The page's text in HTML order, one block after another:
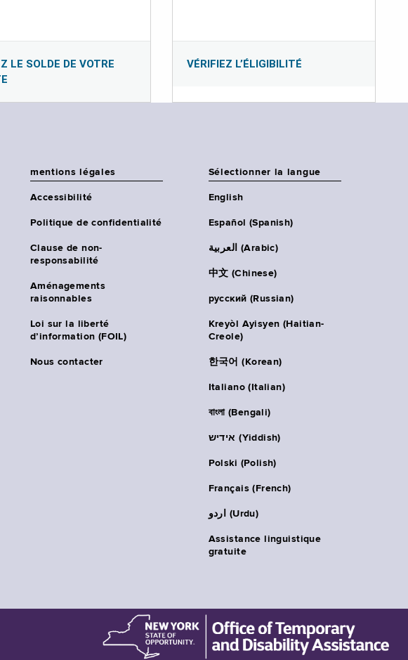
LE SOLDE DE VOTRE
VÉRIFIEZ L’ÉLIGIBILITÉ
mentions légales
Accessibilité
Politique de confidentialité
Clause de non-
responsabilité
Aménagements
raisonnables
Loi sur la liberté
d’information (FOIL)
Nous contacter
Sélectionner la langue
English
Español (Spanish)
العربية (Arabic)
中文 (Chinese)
русский (Russian)
Kreyòl Ayisyen (Haitian-
Creole)
한국어 (Korean)
Italiano (Italian)
বাংলা (Bengali)
אידיש (Yiddish)
Polski (Polish)
Français (French)
اردو (Urdu)
Assistance linguistique
gratuite